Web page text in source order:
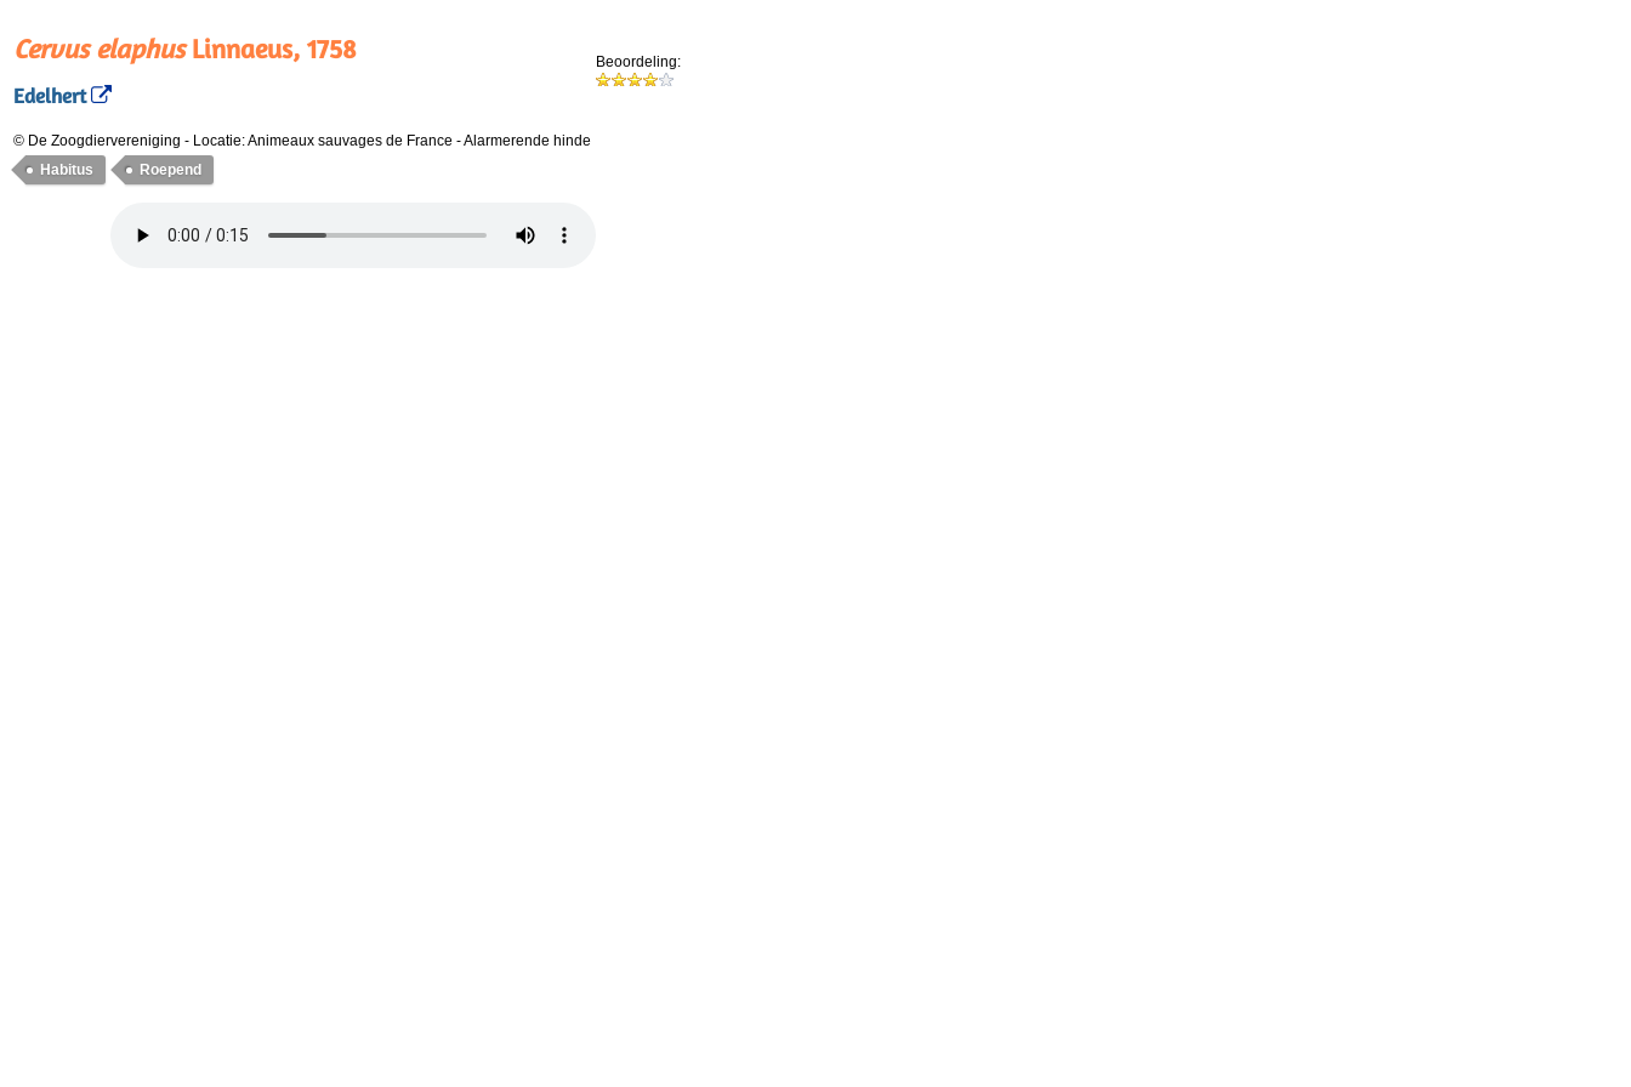
Cervus elaphusLinnaeus, 1758
Edelhert
Beoordeling:
© De Zoogdiervereniging - Locatie: Animeaux sauvages de France -Alarmerende hinde
Habitus
Roepend